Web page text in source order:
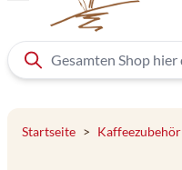
Startseite > Kaffeezubehör